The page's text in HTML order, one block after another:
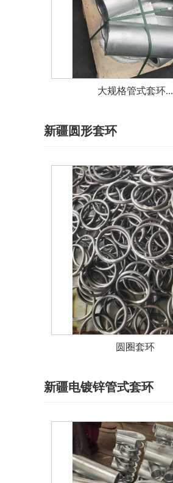
大规格管式套环...
新疆圆形套环
圆圈套环
新疆电镀锌管式套环